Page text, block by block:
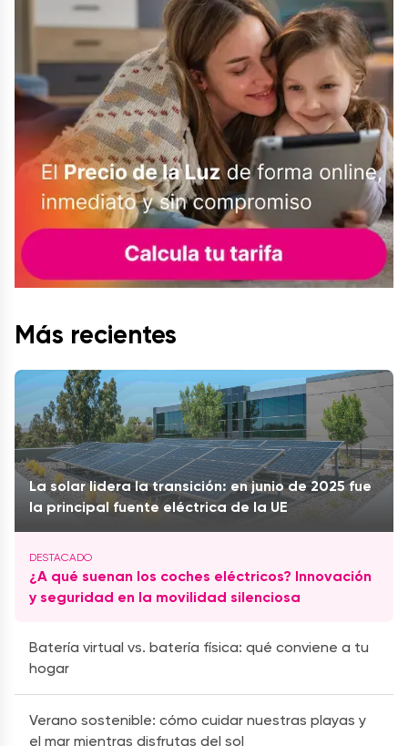
Más recientes
La solar lidera la transición: en junio de 2025 fue
la principal fuente eléctrica de la UE
¿A qué suenan los coches eléctricos? Innovación
y seguridad en la movilidad silenciosa
Batería virtual vs. batería física: qué conviene a tu
hogar
Verano sostenible: cómo cuidar nuestras playas y
el mar mientras disfrutas del sol